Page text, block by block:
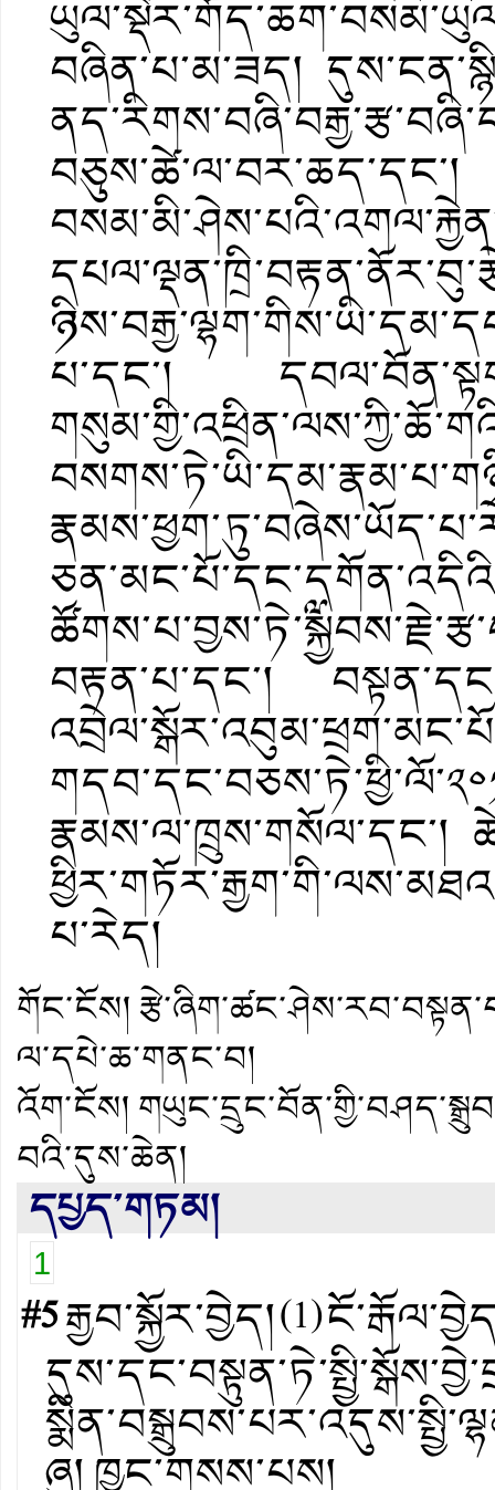
བཞིན་པ་མ་ཟད།
པ་དང་།
བརྟན་པ་དང་།
རྣམས་ལ་ཁྲུས་གསོལ་དང་།
པ་རེད།
གོང་ངོས།
ལ་དཔེ་ཆ་གནང་བ།
འོག་ངོས།
བའི་དུས་ཆེན།
དཔྱད་གཏམ།
1
#5རྒྱབ་སྐྱོར་བྱེད།(1)
ཞུ། ཁྱུང་གསས་པས།